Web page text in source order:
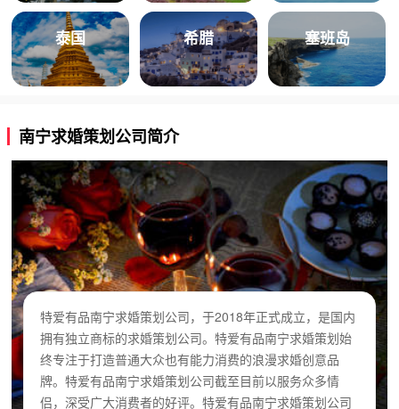
泰国 希腊 塞班岛
南宁求婚策划公司简介
特爱有品南宁求婚策划公司，于2018年正式成立，是国内
拥有独立商标的求婚策划公司。特爱有品南宁求婚策划始
终专注于打造普通大众也有能力消费的浪漫求婚创意品
牌。特爱有品南宁求婚策划公司截至目前以服务众多情
侣，深受广大消费者的好评。特爱有品南宁求婚策划公司